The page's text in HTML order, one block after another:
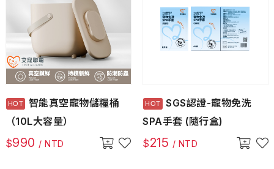
智能真空寵物儲糧桶
（10L大容量）
$990 / NTD
SGS認證-寵物免洗
SPA手套 (隨行盒)
$215 / NTD